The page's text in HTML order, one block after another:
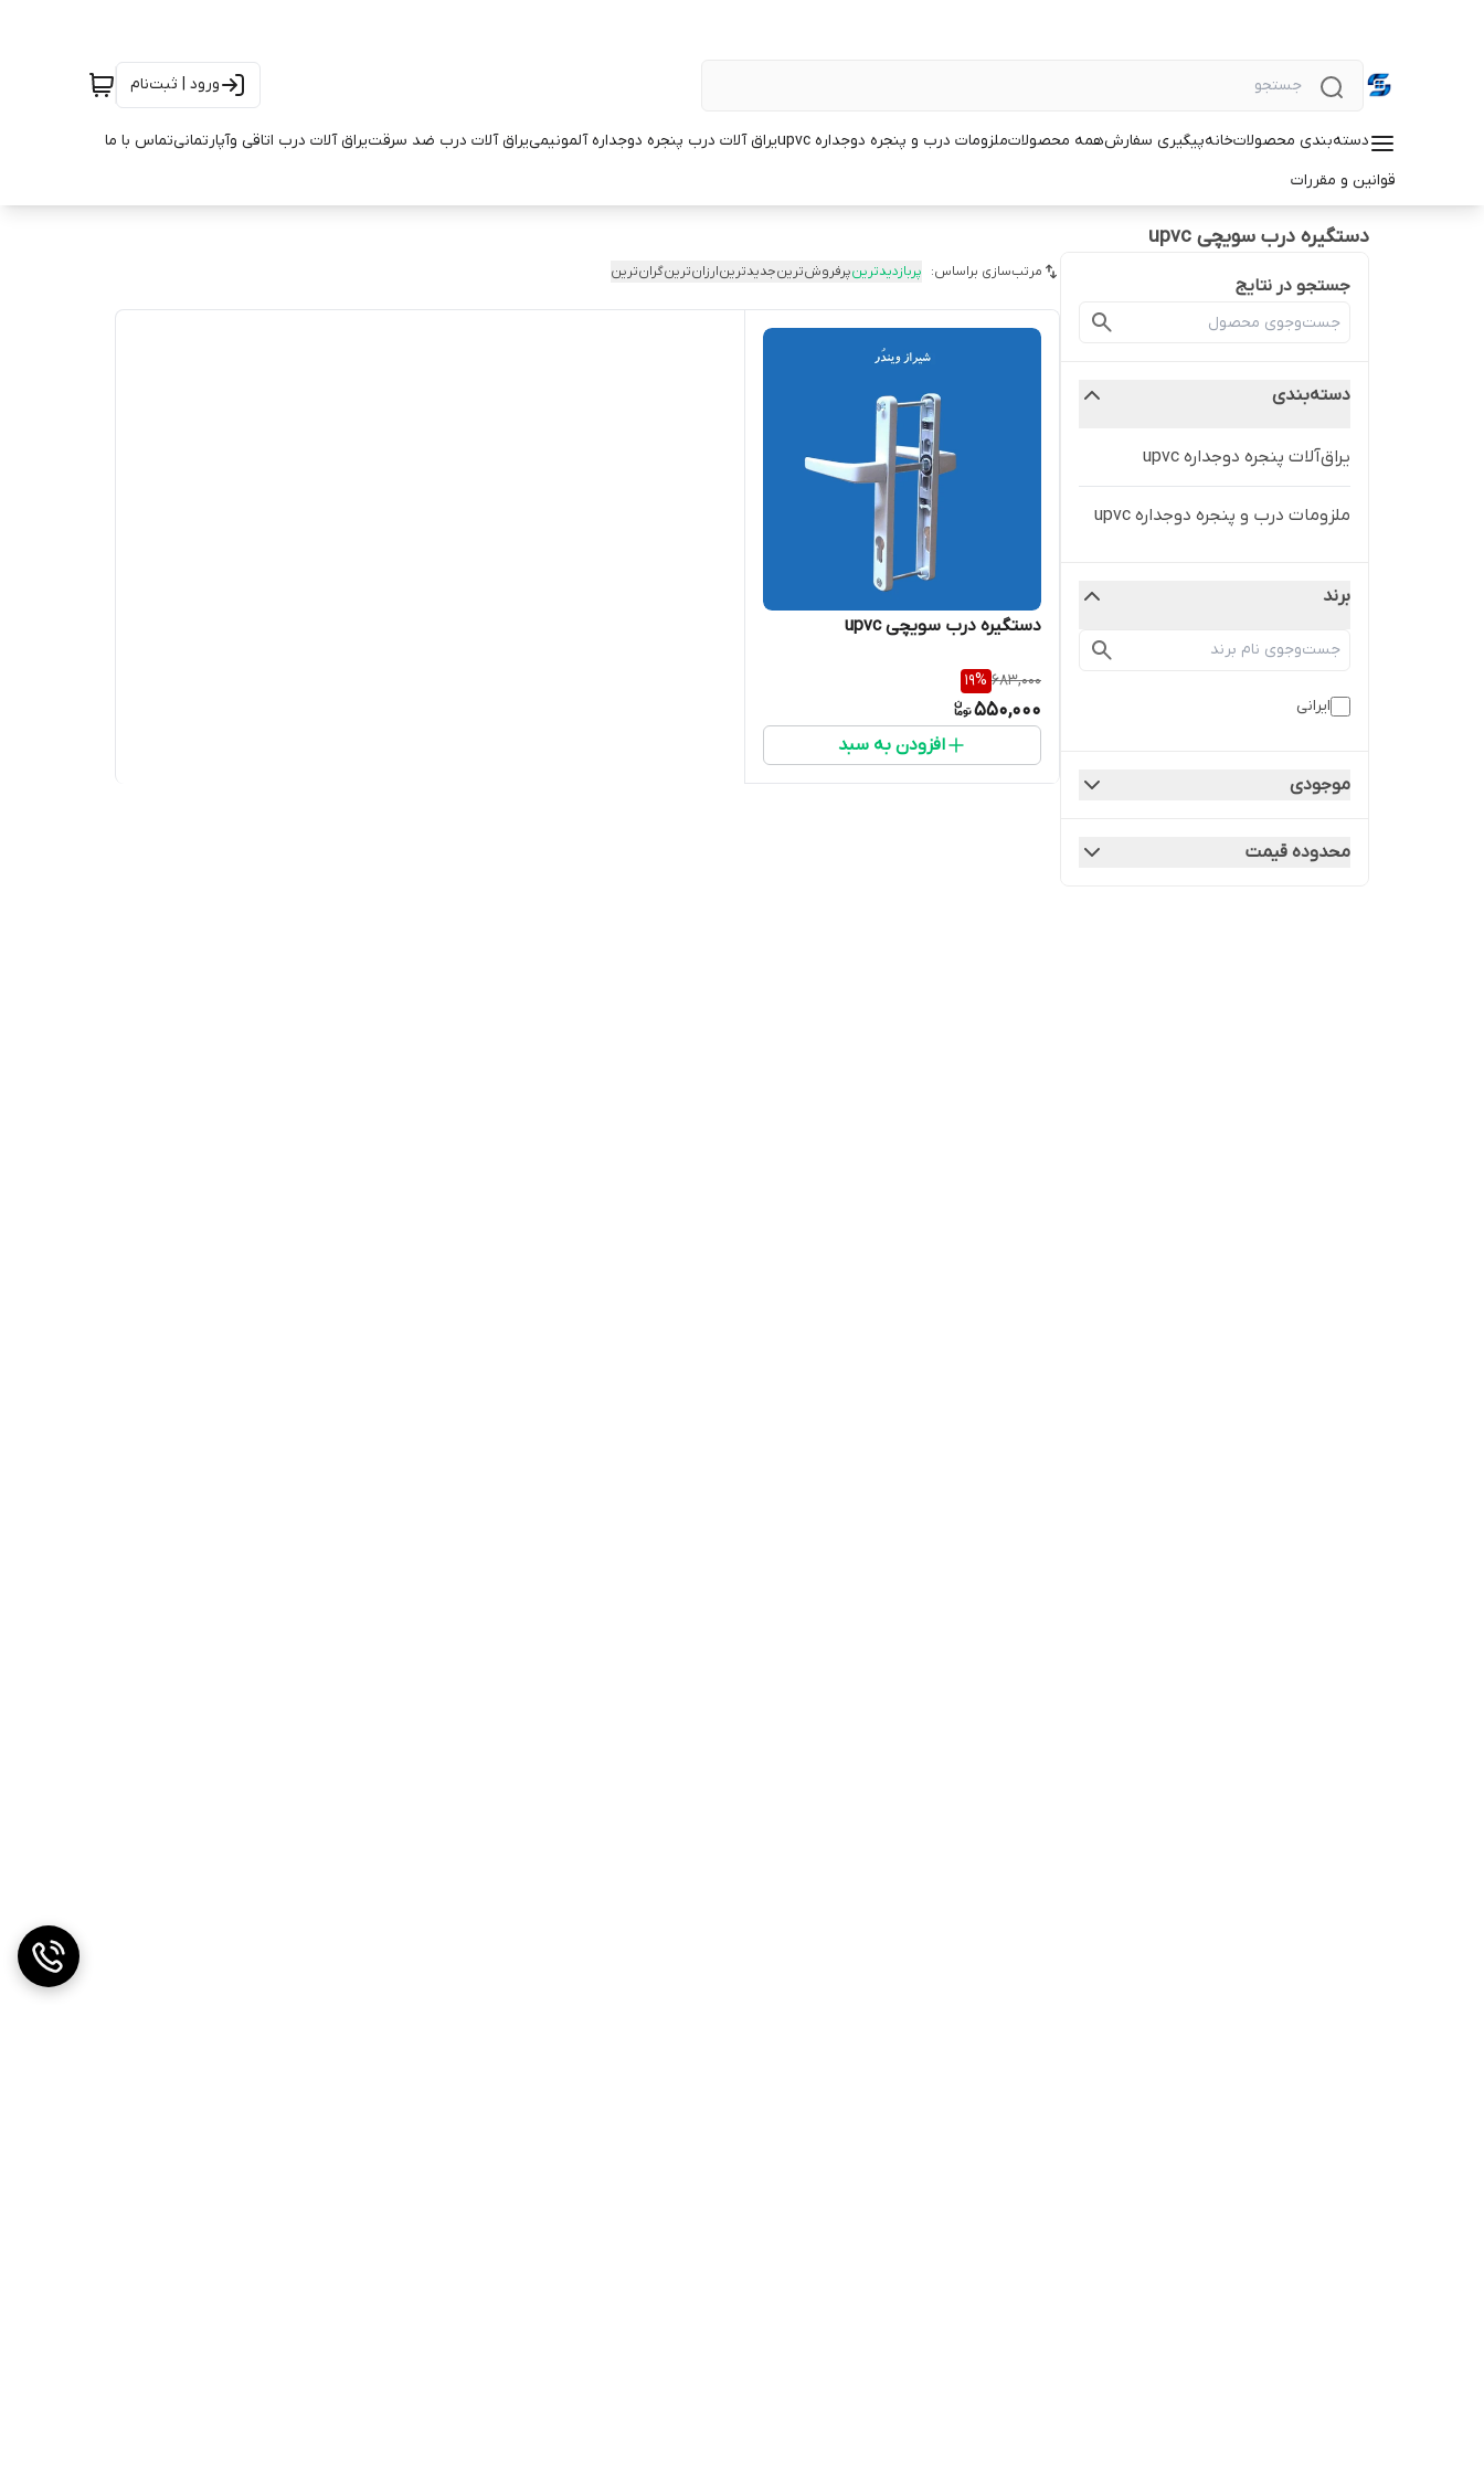
ورود | ثبت‌نام
دسته‌بندی محصولاتخانهپیگیری سفارشهمه محصولاتملزومات درب و پنجره دوجداره upvc یراق آلات درب پنجره دوجداره آلمونیمییراق آلات درب ضد سرقتیراق آلات درب اتاقی وآپارتمانیتماس با ما
قوانین و مقررات
دستگیره درب سویچی upvc
جستجو در نتایج
دسته‌بندی
یراق‌آلات پنجره دوجداره upvc
ملزومات درب و پنجره دوجداره upvc
برند
ایرانی
موجودی
محدوده قیمت
مرتب‌سازی براساس: پربازدیدترینپرفروش‌ترینجدیدترینارزان‌ترینگران‌ترین
دستگیره درب سویچی upvc
683,000
19%
550,000
افزودن به سبد